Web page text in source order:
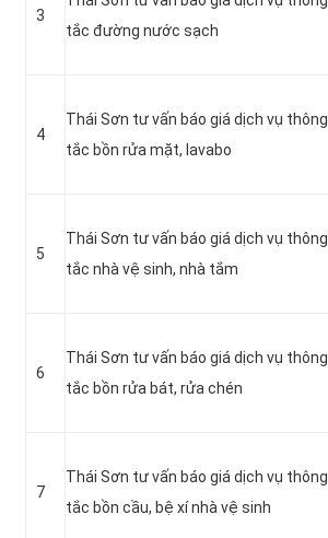
3
tắc đường nước sạch
4
Thái Sơn tư vấn báo giá dịch vụ thông
tắc bồn rửa mặt, lavabo
5
Thái Sơn tư vấn báo giá dịch vụ thông
tắc nhà vệ sinh, nhà tắm
6
Thái Sơn tư vấn báo giá dịch vụ thông
tắc bồn rửa bát, rửa chén
7
Thái Sơn tư vấn báo giá dịch vụ thông
tắc bồn cầu, bệ xí nhà vệ sinh